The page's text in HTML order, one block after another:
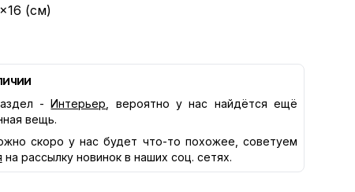
(см)
- Интерьер , вероятно у нас найдётся ещё
вещь.
скоро у нас будет что-то похожее, советуем
на рассылку новинок в наших соц. сетях.